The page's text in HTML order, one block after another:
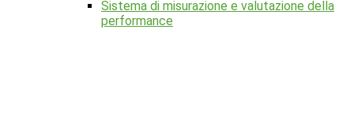
Sistema di misurazione e valutazione della
performance